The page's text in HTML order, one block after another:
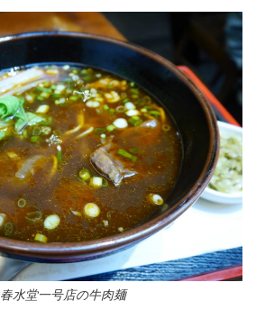
春水堂一号店の牛肉麺